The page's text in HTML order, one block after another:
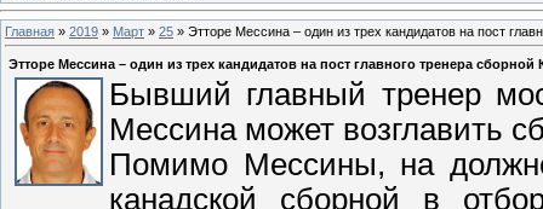
Главная » 2019 » Март » 25 » Этторе Мессина – один из трех кандидатов на пост
Этторе Мессина – один из трех кандидатов на пост главного тренера сборной
Бывший главный тренер
Мессина может возглавить
Помимо Мессины, на
канадской сборной в